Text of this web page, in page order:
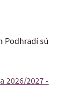
Podhradí sú
2026/2027 -